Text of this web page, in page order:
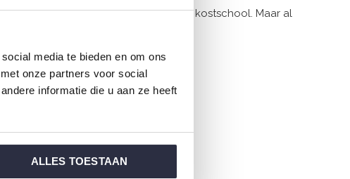
media te bieden en om ons
onze partners voor social
informatie die u aan ze heeft
ALLES TOESTAAN
in de gesloten wereld van de kostschool. Maar al
ongeval.